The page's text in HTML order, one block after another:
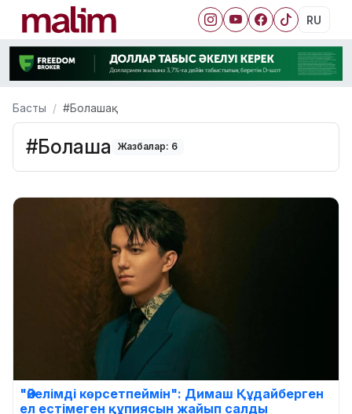
RU
Басты #Болашақ
#Болашақ Жазбалар: 6
"Әйелімді көрсетпеймін": Димаш Құдайберген
ел естімеген құпиясын жайып салды